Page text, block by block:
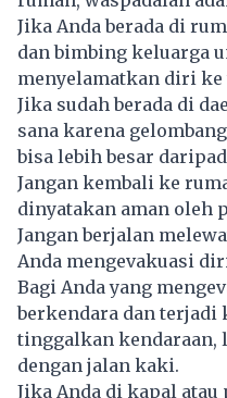
Jika Anda berada di
dan bimbing keluarga
menyelamatkan diri ke
Jika sudah berada di
sana karena
bisa lebih besar
Jangan kembali ke
dinyatakan aman oleh
Jangan berjalan
Anda mengevakuasi
Bagi Anda yang
berkendara dan terjadi
tinggalkan kendaraan,
dengan jalan kaki.
Jika Anda di kapal atau